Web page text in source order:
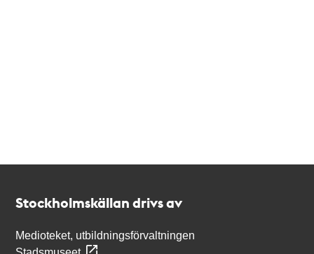
Stockholmskällan drivs av
Medioteket, utbildningsförvaltningen